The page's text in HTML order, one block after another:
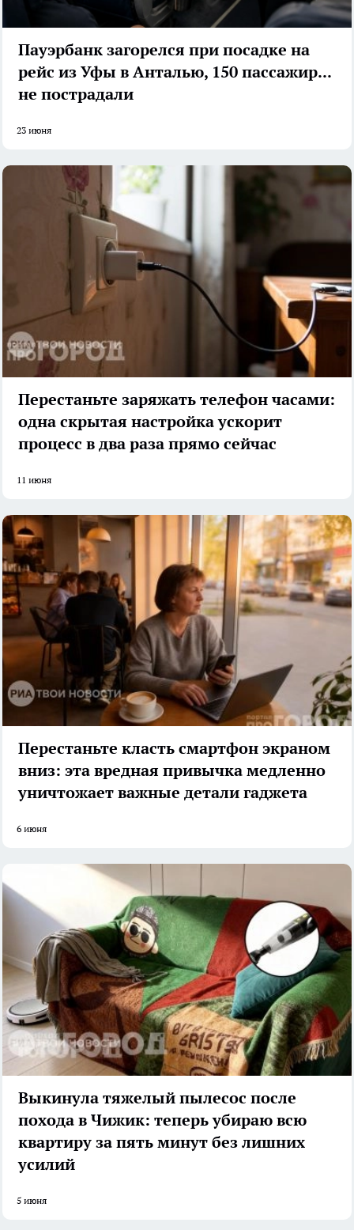
Пауэрбанк загорелся при посадке на
рейс из Уфы в Анталью, 150 пассажиров
не пострадали
23 июня
Перестаньте заряжать телефон часами:
одна скрытая настройка ускорит
процесс в два раза прямо сейчас
11 июня
Перестаньте класть смартфон экраном
вниз: эта вредная привычка медленно
уничтожает важные детали гаджета
6 июня
Выкинула тяжелый пылесос после
похода в Чижик: теперь убираю всю
квартиру за пять минут без лишних
усилий
5 июня